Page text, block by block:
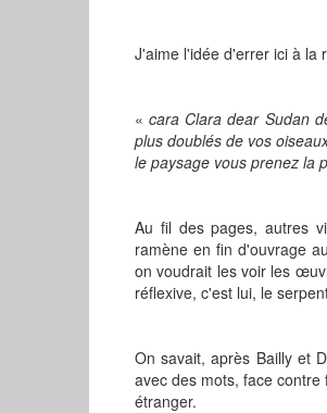
J'aime l'idée d'errer ici à la
«cara Clara dear Sudan
plus doublés de vos
le paysage vous prenez la
Au fil des pages, autres
ramène en fin d'ouvrage
on voudrait les voir les
réflexive, c'est lui, le
On savait, après Bailly et
avec des mots, face
étranger.